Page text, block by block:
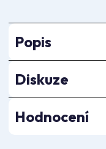
Popis
Diskuze
Hodnocení